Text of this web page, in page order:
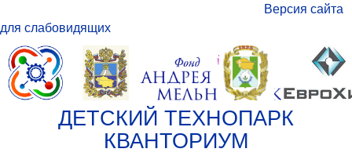
Версия сайта
для слабовидящих
ДЕТСКИЙ ТЕХНОПАРК
КВАНТОРИУМ